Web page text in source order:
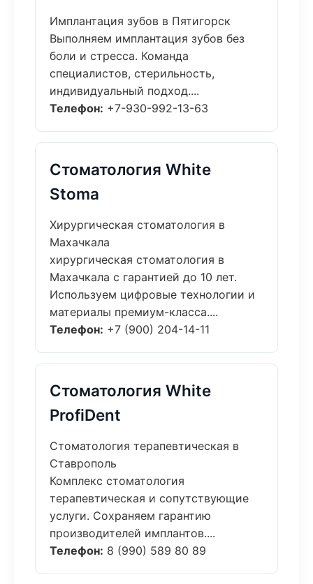
Имплантация зубов в Пятигорск
Выполняем имплантация зубов без
боли и стресса. Команда
специалистов, стерильность,
индивидуальный подход....
Телефон: +7-930-992-13-63
Стоматология White
Stoma
Хирургическая стоматология в
Махачкала
хирургическая стоматология в
Махачкала с гарантией до 10 лет.
Используем цифровые технологии и
материалы премиум-класса....
Телефон: +7 (900) 204-14-11
Стоматология White
ProfiDent
Стоматология терапевтическая в
Ставрополь
Комплекс стоматология
терапевтическая и сопутствующие
услуги. Сохраняем гарантию
производителей имплантов....
Телефон: 8 (990) 589 80 89